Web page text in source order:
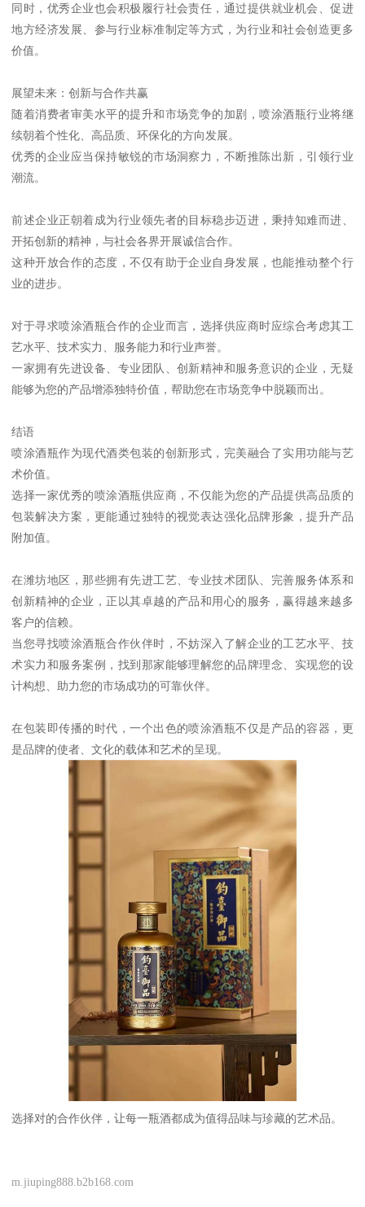
同时，优秀企业也会积极履行社会责任，通过提供就业机会、促进
地方经济发展、参与行业标准制定等方式，为行业和社会创造更多
价值。
展望未来：创新与合作共赢
随着消费者审美水平的提升和市场竞争的加剧，喷涂酒瓶行业将继
续朝着个性化、高品质、环保化的方向发展。
优秀的企业应当保持敏锐的市场洞察力，不断推陈出新，引领行业
潮流。
前述企业正朝着成为行业领先者的目标稳步迈进，秉持知难而进、
开拓创新的精神，与社会各界开展诚信合作。
这种开放合作的态度，不仅有助于企业自身发展，也能推动整个行
业的进步。
对于寻求喷涂酒瓶合作的企业而言，选择供应商时应综合考虑其工
艺水平、技术实力、服务能力和行业声誉。
一家拥有先进设备、专业团队、创新精神和服务意识的企业，无疑
能够为您的产品增添独特价值，帮助您在市场竞争中脱颖而出。
结语
喷涂酒瓶作为现代酒类包装的创新形式，完美融合了实用功能与艺
术价值。
选择一家优秀的喷涂酒瓶供应商，不仅能为您的产品提供高品质的
包装解决方案，更能通过独特的视觉表达强化品牌形象，提升产品
附加值。
在潍坊地区，那些拥有先进工艺、专业技术团队、完善服务体系和
创新精神的企业，正以其卓越的产品和用心的服务，赢得越来越多
客户的信赖。
当您寻找喷涂酒瓶合作伙伴时，不妨深入了解企业的工艺水平、技
术实力和服务案例，找到那家能够理解您的品牌理念、实现您的设
计构想、助力您的市场成功的可靠伙伴。
在包装即传播的时代，一个出色的喷涂酒瓶不仅是产品的容器，更
是品牌的使者、文化的载体和艺术的呈现。
选择对的合作伙伴，让每一瓶酒都成为值得品味与珍藏的艺术品。
m.jiuping888.b2b168.com